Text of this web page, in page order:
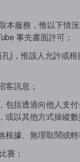
本服務，惟以下情
事先書面許可；
)，惟該人允許或
客訊息；
包括透過向他人支
以其他方式操縱數
據、無理取鬧或輕
賽；